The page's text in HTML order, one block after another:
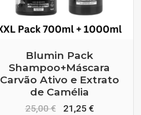
Blumin Pack
Shampoo+Máscara
Carvão Ativo e Extrato
de Camélia
25,00 € 21,25 €